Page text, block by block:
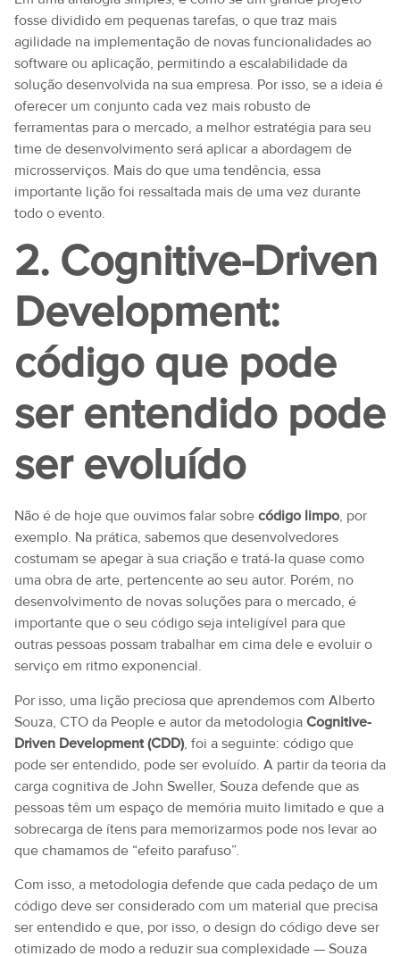
fosse dividido em pequenas tarefas, o que traz mais
agilidade na implementação de novas funcionalidades ao
software ou aplicação, permitindo a escalabilidade da
solução desenvolvida na sua empresa. Por isso, se a ideia é
oferecer um conjunto cada vez mais robusto de
ferramentas para o mercado, a melhor estratégia para seu
time de desenvolvimento será aplicar a abordagem de
microsserviços. Mais do que uma tendência, essa
importante lição foi ressaltada mais de uma vez durante
todo o evento.
2. Cognitive-Driven
Development:
código que pode
ser entendido pode
ser evoluído
Não é de hoje que ouvimos falar sobre código limpo, por
exemplo. Na prática, sabemos que desenvolvedores
costumam se apegar à sua criação e tratá-la quase como
uma obra de arte, pertencente ao seu autor. Porém, no
desenvolvimento de novas soluções para o mercado, é
importante que o seu código seja inteligível para que
outras pessoas possam trabalhar em cima dele e evoluir o
serviço em ritmo exponencial.
Por isso, uma lição preciosa que aprendemos com Alberto
Souza, CTO da People e autor da metodologia Cognitive-
Driven Development (CDD), foi a seguinte: código que
pode ser entendido, pode ser evoluído. A partir da teoria da
carga cognitiva de John Sweller, Souza defende que as
pessoas têm um espaço de memória muito limitado e que a
sobrecarga de ítens para memorizarmos pode nos levar ao
que chamamos de “efeito parafuso”.
Com isso, a metodologia defende que cada pedaço de um
código deve ser considerado com um material que precisa
ser entendido e que, por isso, o design do código deve ser
otimizado de modo a reduzir sua complexidade — Souza